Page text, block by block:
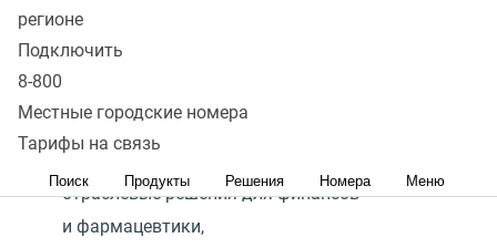
регионе
Подключить
8-800
Местные городские номера
Тарифы на связь
Поиск Продукты Решения Номера Меню
инструменты для гибкой настройки и адаптации
готовые бизнес-приложения для управления
отраслевые решения для финансов
и фармацевтики,